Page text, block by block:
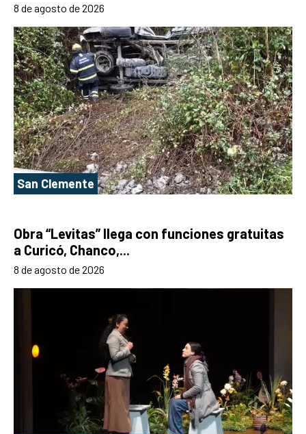
8 de agosto de 2026
San Clemente
Obra “Levitas” llega con funciones gratuitas
a Curicó, Chanco,...
8 de agosto de 2026